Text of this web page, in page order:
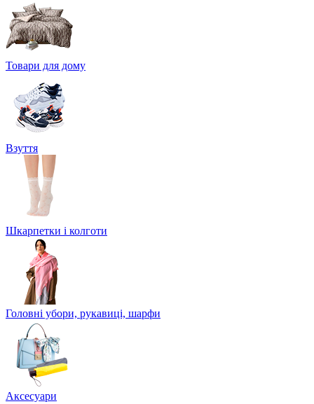
Товари для дому
Взуття
Шкарпетки і колготи
Головні убори, рукавиці, шарфи
Аксесуари